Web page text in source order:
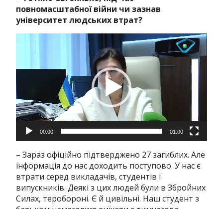
повномасштабної війни чи зазнав
університет людських втрат?
00:00 01:00
– Зараз офіційно підтверджено 27 загиблих. Але
інформація до нас доходить поступово. У нас є
втрати серед викладачів, студентів і
випускників. Деякі з цих людей були в Збройних
Силах, теробороні. Є й цивільні. Наш студент з